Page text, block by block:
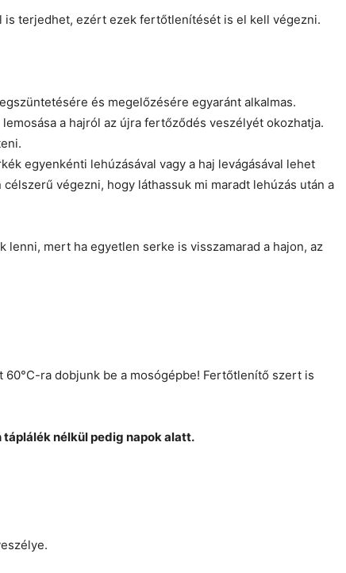
is terjedhet, ezért ezek fertőtlenítését is el kell végezni.
és megelőzésére egyaránt alkalmas.
a hajról az újra fertőződés veszélyét okozhatja.
egyenkénti lehúzásával vagy a haj levágásával lehet
végezni, hogy láthassuk mi maradt lehúzás után a
mert ha egyetlen serke is visszamarad a hajon, az
ra dobjunk be a mosógépbe! Fertőtlenítő szert is
nélkül pedig napok alatt.